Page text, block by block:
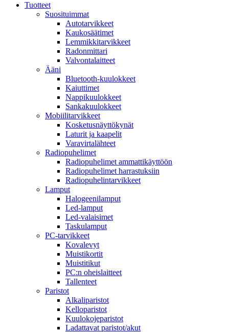
Tuotteet
Suosituimmat
Autotarvikkeet
Kaukosäätimet
Lemmikkitarvikkeet
Radonmittari
Valvontalaitteet
Ääni
Bluetooth-kuulokkeet
Kaiuttimet
Nappikuulokkeet
Sankakuulokkeet
Mobiilitarvikkeet
Kosketusnäyttökynät
Laturit ja kaapelit
Varavirtalähteet
Radiopuhelimet
Radiopuhelimet ammattikäyttöön
Radiopuhelimet harrastuksiin
Radiopuhelintarvikkeet
Lamput
Halogeenilamput
Led-lamput
Led-valaisimet
Taskulamput
PC-tarvikkeet
Kovalevyt
Muistikortit
Muistitikut
PC:n oheislaitteet
Tallenteet
Paristot
Alkaliparistot
Kelloparistot
Kuulokojeparistot
Ladattavat paristot/akut